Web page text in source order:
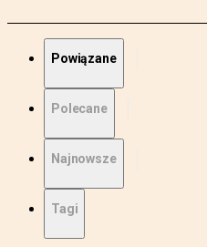
Powiązane
Polecane
Najnowsze
Tagi